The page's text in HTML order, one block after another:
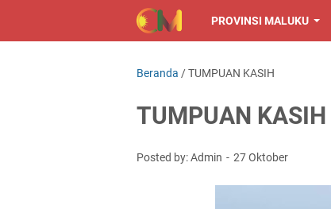
PROVINSI MALUKU
Beranda /TUMPUAN KASIH
TUMPUAN KASIH
Posted by: Admin 27 Oktober